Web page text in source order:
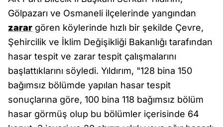
Gölpazarı ve Osmaneli ilçelerinde yangından
zarar gören köylerinde hızlı bir şekilde Çevre,
Şehircilik ve İklim Değişikliği Bakanlığı tarafından
hasar tespit ve zarar tespit çalışmalarını
başlattıklarını söyledi. Yıldırım, "128 bina 150
bağımsız bölümde yapılan hasar tespit
sonuçlarına göre, 100 bina 118 bağımsız bölüm
hasar görmüş olup bu bölümler içerisinde 64